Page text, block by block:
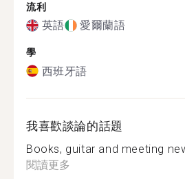
流利
英語 愛爾蘭語
學
西班牙語
我喜歡談論的話題
Books, guitar and meeting
閱讀更多